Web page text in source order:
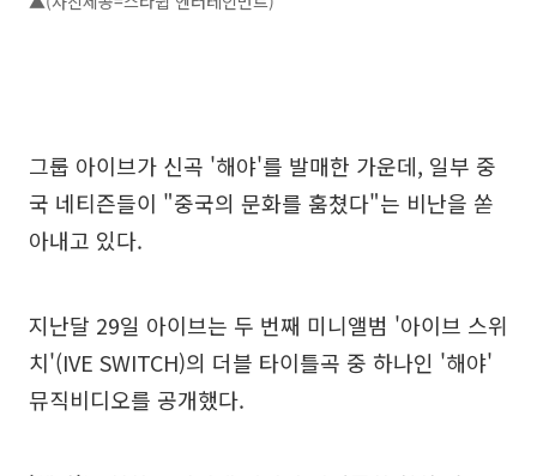
그룹 아이브가 신곡 '해야'를 발매한 가운데, 일부 중
국 네티즌들이 "중국의 문화를 훔쳤다"는 비난을 쏟
아내고 있다.
지난달 29일 아이브는 두 번째 미니앨범 '아이브 스위
치'(IVE SWITCH)의 더블 타이틀곡 중 하나인 '해야'
뮤직비디오를 공개했다.